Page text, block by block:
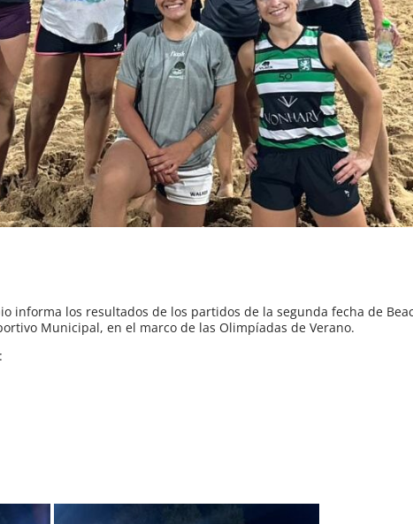
informa los resultados de los partidos de la segunda fecha de
Municipal, en el marco de las Olimpíadas de Verano.